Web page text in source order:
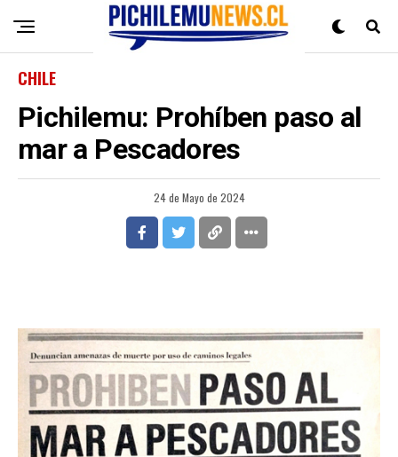
CHILE
Pichilemu: Prohíben paso al
mar a Pescadores
24 de Mayo de 2024